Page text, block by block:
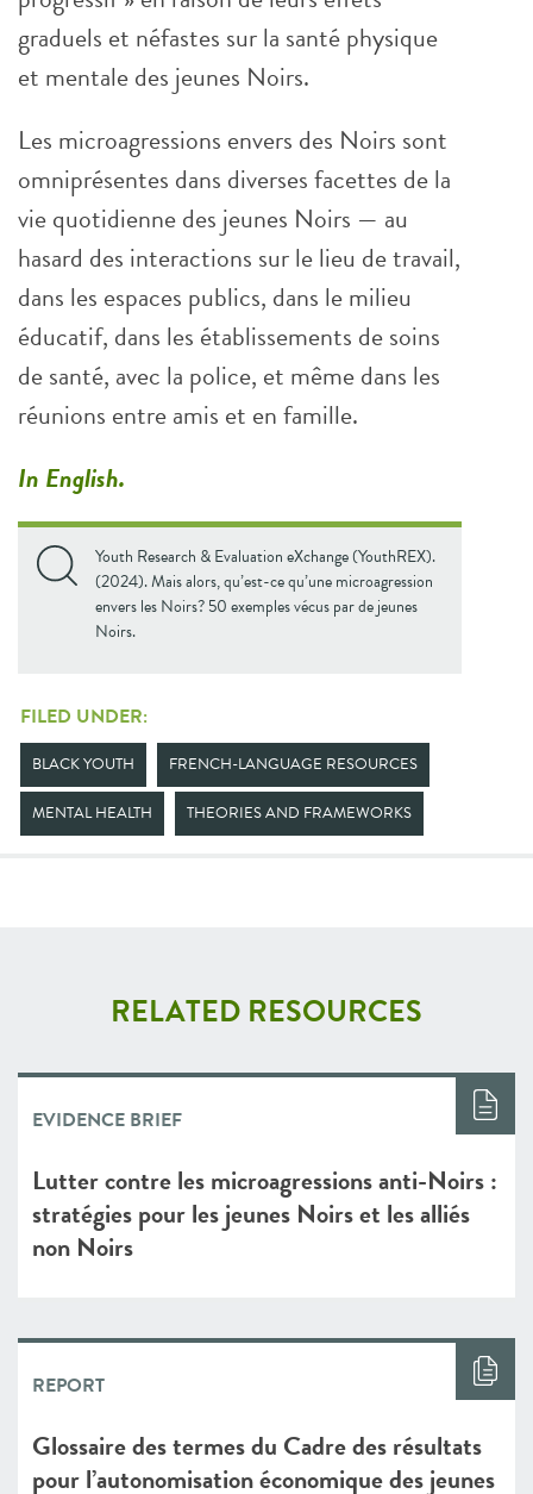
graduels et néfastes sur la santé physique
et mentale des jeunes Noirs.
Les microagressions envers des Noirs sont
omniprésentes dans diverses facettes de la
vie quotidienne des jeunes Noirs — au
hasard des interactions sur le lieu de travail,
dans les espaces publics, dans le milieu
éducatif, dans les établissements de soins
de santé, avec la police, et même dans les
réunions entre amis et en famille.
In English.
Youth Research & Evaluation eXchange (YouthREX).
(2024). Mais alors, qu’est-ce qu’une microagression
envers les Noirs? 50 exemples vécus par de jeunes
Noirs.
FILED UNDER:
BLACK YOUTH FRENCH-LANGUAGE RESOURCES
MENTAL HEALTH THEORIES AND FRAMEWORKS
RELATED RESOURCES
EVIDENCE BRIEF
Lutter contre les microagressions anti-Noirs :
stratégies pour les jeunes Noirs et les alliés
non Noirs
REPORT
Glossaire des termes du Cadre des résultats
pour l’autonomisation économique des jeunes